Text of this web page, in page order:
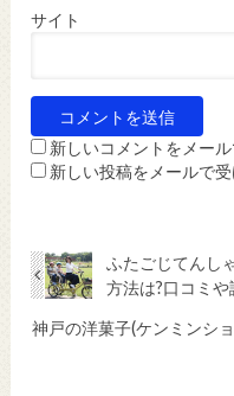
サイト
新しいコメントをメー
新しい投稿をメールで受
ふたごじてんし
方法は?口コミや
神戸の洋菓子(ケンミンシ